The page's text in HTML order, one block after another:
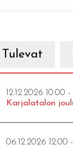
Tulevat
12.12.2026 10:00
Karjalatalon
06.12.2026 12:00